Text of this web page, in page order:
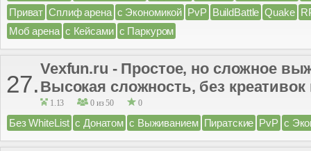
Приват Сплиф арена с Экономикой PvP BuildBattle Quake
Моб арена с Кейсами с Паркуром
27.
Vexfun.ru - Простое, но сложное
Высокая сложность, без креативок
1.13 0 из 50 0
Без WhiteList с Донатом с Выживанием Пиратские PvP с